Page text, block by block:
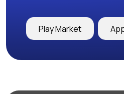
Play Market